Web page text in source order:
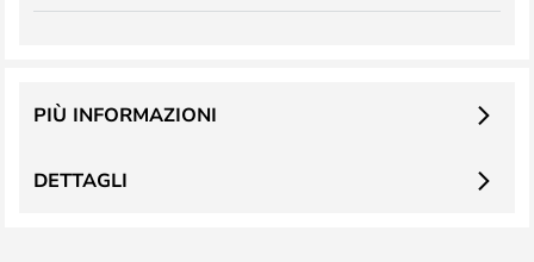
DETTAGLI
PIÙ INFORMAZIONI